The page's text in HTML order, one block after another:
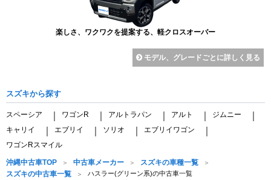
楽しさ、ワクワクを提案する、軽クロスオーバー
モデル、グレードごとに詳しく見る
スズキから探す
スペーシア ワゴンR アルトラパン アルト ジムニー
キャリイ エブリイ ソリオ エブリイワゴン
ワゴンRスマイル
沖縄中古車TOP 中古車メーカー
スズキの車種一覧
スズキの中古車一覧
ハスラー(グリーン系)の中古車一覧